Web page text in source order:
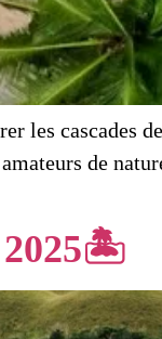
les cascades
de
2025🏝️